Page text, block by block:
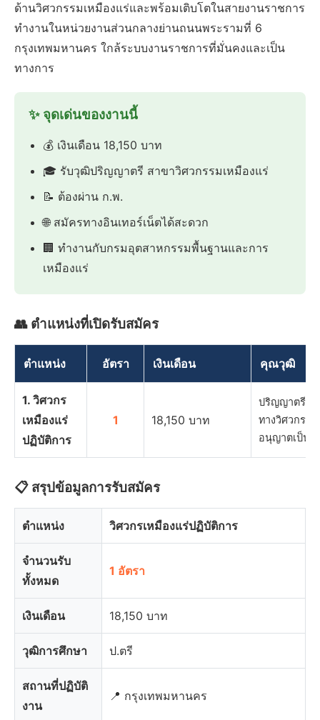
ด้านวิศวกรรมเหมืองแร่และพร้อมเติบโตในสายงานราชการ
ทำงานในหน่วยงานส่วนกลางย่านถนนพระรามที่ 6
กรุงเทพมหานคร ใกล้ระบบงานราชการที่มั่นคงและเป็น
ทางการ
✨ จุดเด่นของงานนี้
💰 เงินเดือน 18,150 บาท
🎓 รับวุฒิปริญญาตรี สาขาวิศวกรรมเหมืองแร่
📝 ต้องผ่าน ก.พ.
🌐 สมัครทางอินเทอร์เน็ตได้สะดวก
🏢 ทำงานกับกรมอุตสาหกรรมพื้นฐานและการ
เหมืองแร่
👥 ตำแหน่งที่เปิดรับสมัคร
ตำแหน่ง อัตรา เงินเดือน คุณวุฒิ
1. วิศวกร
เหมืองแร่
ปฏิบัติการ
1 18,150 บาท
ปริญญาตรี ส
ทางวิศวกรร
อนุญาตเป็นผู
📋 สรุปข้อมูลการรับสมัคร
ตำแหน่ง วิศวกรเหมืองแร่ปฏิบัติการ
จำนวนรับ
ทั้งหมด
1 อัตรา
เงินเดือน 18,150 บาท
วุฒิการศึกษา ป.ตรี
สถานที่ปฏิบัติ
งาน
📍 กรุงเทพมหานคร